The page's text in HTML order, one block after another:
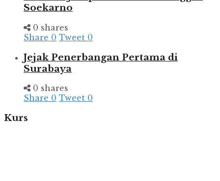
Soekarno
0 shares
Share 0 Tweet 0
Jejak Penerbangan Pertama di
Surabaya
0 shares
Share 0 Tweet 0
Kurs